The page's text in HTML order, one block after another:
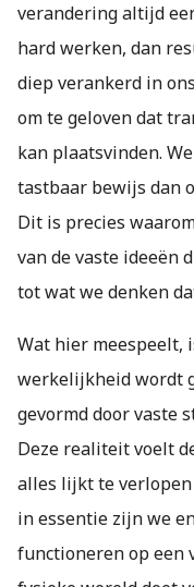
verandering altijd
hard werken, dan
diep verankerd in
om te geloven dat
kan plaatsvinden.
tastbaar bewijs dan
Dit is precies
van de vaste ideeën
tot wat we denken
Wat hier meespeelt,
werkelijkheid wordt
gevormd door vaste
Deze realiteit voelt
alles lijkt te verlopen
in essentie zijn we
functioneren op een